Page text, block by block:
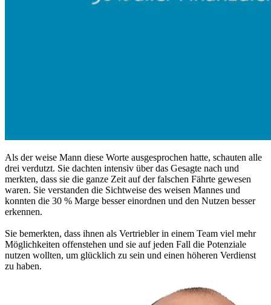
Als der weise Mann diese Worte ausgesprochen hatte, schauten alle
drei verdutzt. Sie dachten intensiv über das Gesagte nach und
merkten, dass sie die ganze Zeit auf der falschen Fährte gewesen
waren. Sie verstanden die Sichtweise des weisen Mannes und
konnten die 30 % Marge besser einordnen und den Nutzen besser
erkennen.
Sie bemerkten, dass ihnen als Vertriebler in einem Team viel mehr
Möglichkeiten offenstehen und sie auf jeden Fall die Potenziale
nutzen wollten, um glücklich zu sein und einen höheren Verdienst
zu haben.